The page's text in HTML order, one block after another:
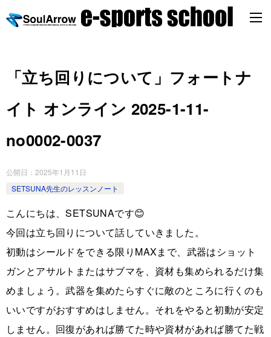
「立ち回りについて」フォートナ
イト オンライン 2025-1-11-
no0002-0037
公開日： 2025年1月11日
SETSUNA先生のレッスンノート
こんにちは、SETSUNAです😊
今回は立ち回りについて話していきました。
初動はシールドをできる限りMAXまで、武器はショット
ガンとアサルトまたはサブマを、資材も集められるだけ集
めましょう。武器を集めたらすぐに敵のところに行くのも
いいですがおすすめはしません。それをやると初動が安定
しません。回復があれば勝てた時や資材があれば勝てた戦